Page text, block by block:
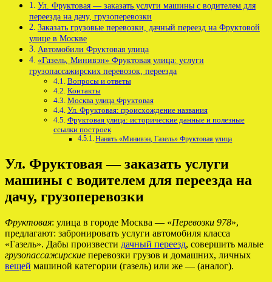
Ул. Фруктовая — заказать услуги машины с водителем для
переезда на дачу, грузоперевозки
Заказать грузовые перевозки, дачный переезд на Фруктовой
улице в Москве
Автомобили Фруктовая улица
«Газель, Минивэн» Фруктовая улица: услуги
грузопассажирских перевозок, переезда
Вопросы и ответы
Контакты
Москва улица Фруктовая
Ул. Фруктовая: происхождение названия
Фруктовая улица: исторические данные и полезные
ссылки построек
Нанять «Минивэн, Газель» Фруктовая улица
Ул. Фруктовая — заказать услуги
машины с водителем для переезда на
дачу, грузоперевозки
Фруктовая: улица в городе Москва — «Перевозки 978»,
предлагают: забронировать услуги автомобиля класса
«Газель». Дабы произвести дачный переезд, совершить малые
грузопассажирские перевозки грузов и домашних, личных
вещей машиной категории (газель) или же — (аналог).